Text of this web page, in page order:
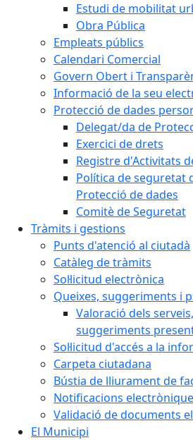
Estudi de mobilitat
Obra Pública
Empleats públics
Calendari Comercial
Govern Obert i
Informació de la seu
Protecció de dades
Delegat/da de
Exercici de drets
Registre d'Activitats
Política de seguretat
Protecció de dades
Comitè de Seguretat
Tràmits i gestions
Punts d'atenció al ciutadà
Catàleg de tràmits
Sol·licitud electrònica
Queixes, suggeriments i
Valoració dels
suggeriments
Sol·licitud d'accés a la
Carpeta ciutadana
Bústia de lliurament de
Notificacions
Validació de documents
El Municipi